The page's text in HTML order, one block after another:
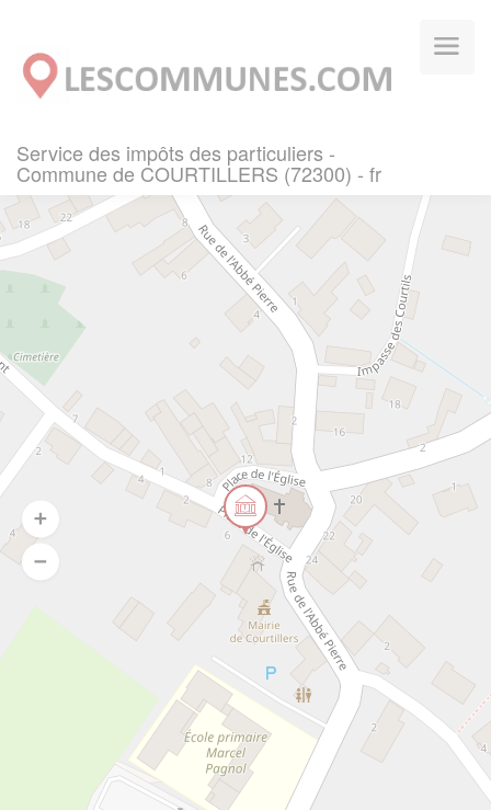
Service des impôts des particuliers -
Commune de COURTILLERS (72300) - fr